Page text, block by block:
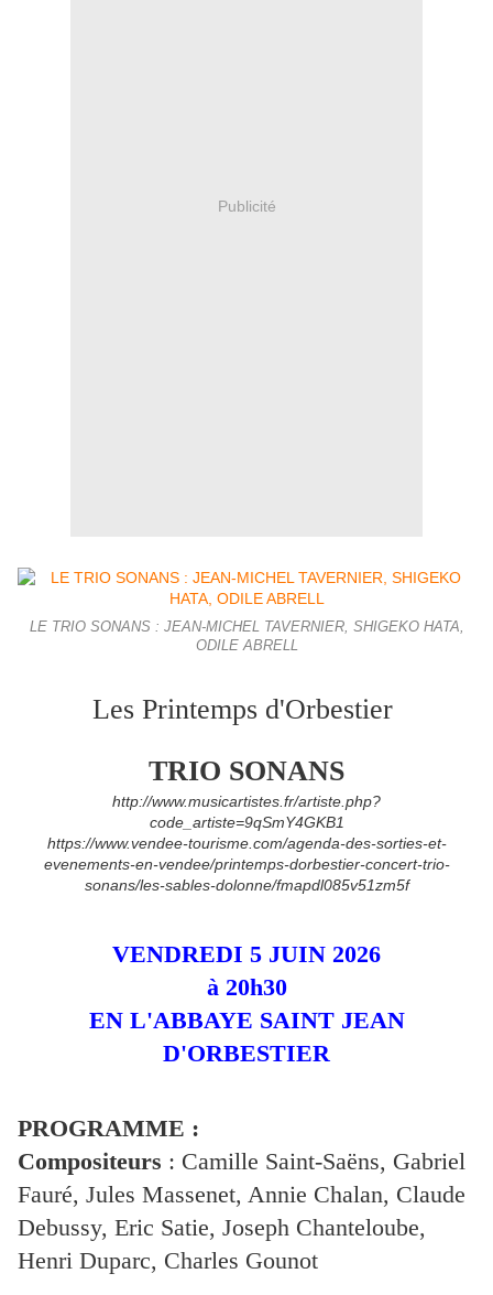
Publicité
LE TRIO SONANS : JEAN-MICHEL TAVERNIER, SHIGEKO HATA,
ODILE ABRELL
Les Printemps d'Orbestier
TRIO SONANS
http://www.musicartistes.fr/artiste.php?
code_artiste=9qSmY4GKB1
https://www.vendee-tourisme.com/agenda-des-sorties-et-
evenements-en-vendee/printemps-dorbestier-concert-trio-
sonans/les-sables-dolonne/fmapdl085v51zm5f
VENDREDI 5 JUIN 2026
à 20h30
EN L'ABBAYE SAINT JEAN
D'ORBESTIER
PROGRAMME :
Compositeurs : Camille Saint-Saëns, Gabriel
Fauré, Jules Massenet, Annie Chalan, Claude
Debussy, Eric Satie, Joseph Chanteloube,
Henri Duparc, Charles Gounot